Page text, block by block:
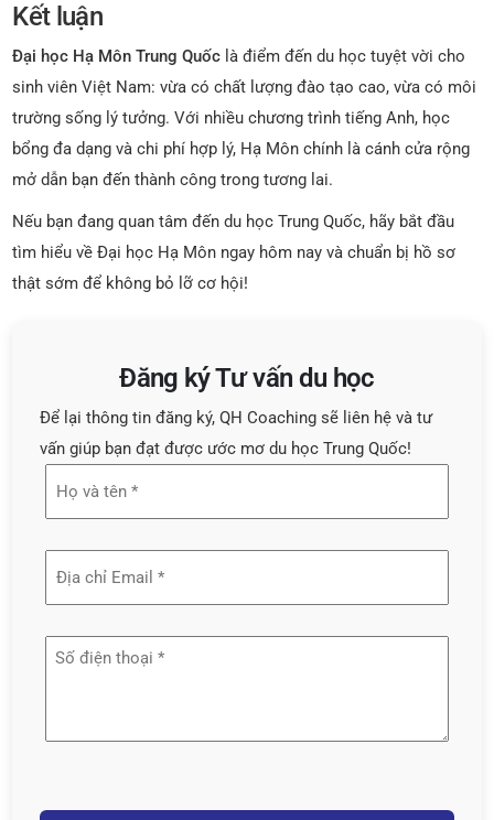
Kết luận
Đại học Hạ Môn Trung Quốc là điểm đến du học tuyệt vời cho
sinh viên Việt Nam: vừa có chất lượng đào tạo cao, vừa có môi
trường sống lý tưởng. Với nhiều chương trình tiếng Anh, học
bổng đa dạng và chi phí hợp lý, Hạ Môn chính là cánh cửa rộng
mở dẫn bạn đến thành công trong tương lai.
Nếu bạn đang quan tâm đến du học Trung Quốc, hãy bắt đầu
tìm hiểu về Đại học Hạ Môn ngay hôm nay và chuẩn bị hồ sơ
thật sớm để không bỏ lỡ cơ hội!
Đăng ký Tư vấn du học
Để lại thông tin đăng ký, QH Coaching sẽ liên hệ và tư
vấn giúp bạn đạt được ước mơ du học Trung Quốc!
tên
(Required)
email
(Required)
Số